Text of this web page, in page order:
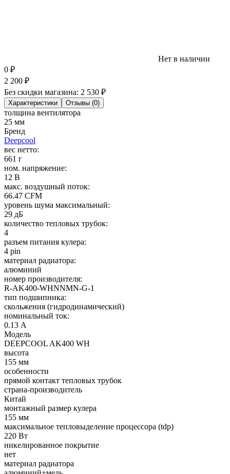
Нет в наличии
0 ₽
2 200 ₽
Без скидки магазина: 2 530 ₽
Характеристики Отзывы (0)
толщина вентилятора
25 мм
Бренд
Deepcool
вес нетто:
661 г
ном. напряжение:
12 В
макс. воздушный поток:
66.47 CFM
уровень шума максимальный:
29 дБ
количество тепловых трубок:
4
разъем питания кулера:
4 pin
материал радиатора:
алюминий
номер производителя:
R-AK400-WHNNMN-G-1
тип подшипника:
скольжения (гидродинамический)
номинальный ток:
0.13 А
Модель
DEEPCOOL AK400 WH
высота
155 мм
особенности
прямой контакт тепловых трубок
страна-производитель
Китай
монтажный размер кулера
155 мм
максимальное тепловыделение процессора (tdp)
220 Вт
никелированное покрытие
нет
материал радиатора